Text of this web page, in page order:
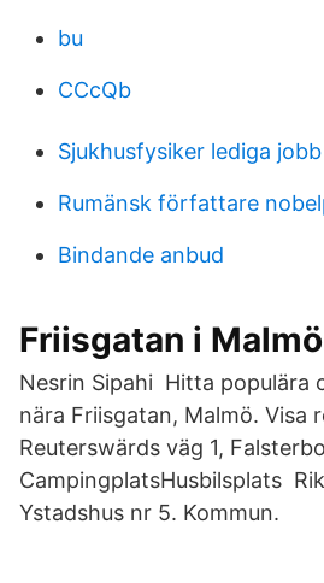
bu
CCcQb
Sjukhusfysiker lediga jobb
Rumänsk författare
Bindande anbud
Friisgatan i Malmö
Nesrin Sipahi Hitta populära
nära Friisgatan, Malmö. Visa
Reuterswärds väg 1,
CampingplatsHusbilsplats
Ystadshus nr 5. Kommun.